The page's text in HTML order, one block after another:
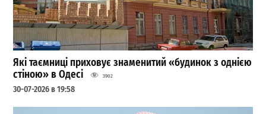
Які таємниці приховує знаменитий «будинок з однією
стіною» в Одесі
3902
30-07-2026 в 19:58